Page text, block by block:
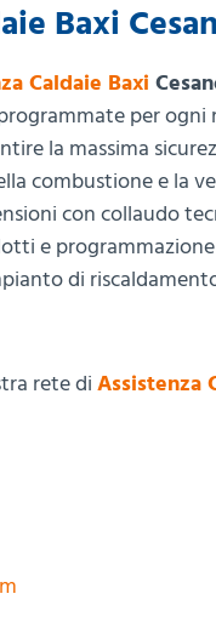
Baxi
Caldaie Baxi
per
la massima
combustione e la
con collaudo
e
di
rete di Assistenza